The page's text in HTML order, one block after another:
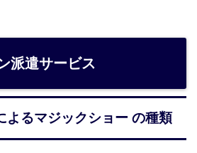
派遣サービス
よるマジックショー の種類